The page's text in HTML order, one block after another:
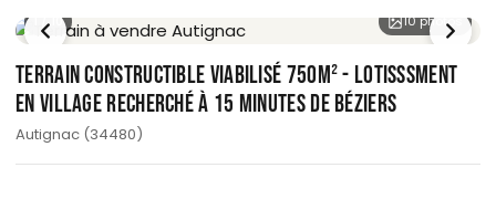
/ 10 10 photos
TERRAIN CONSTRUCTIBLE VIABILISÉ 750M² - LOTISSSMENT
EN VILLAGE RECHERCHÉ À 15 MINUTES DE BÉZIERS
Autignac (34480)